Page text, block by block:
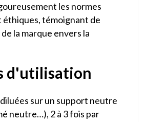
les normes
éthiques, témoignant de
la marque envers la
d'utilisation
sur un support neutre
neutre…), 2 à 3 fois par